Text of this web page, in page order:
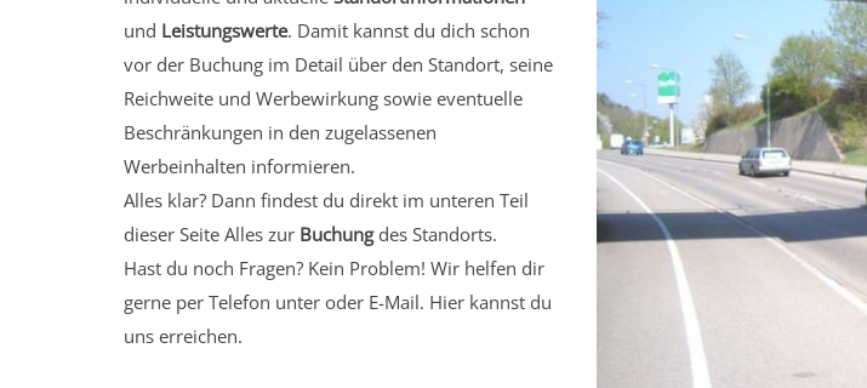
und Leistungswerte. Damit kannst du dich schon
vor der Buchung im Detail über den Standort, seine
Reichweite und Werbewirkung sowie eventuelle
Beschränkungen in den zugelassenen
Werbeinhalten informieren.
Alles klar? Dann findest du direkt im unteren Teil
dieser Seite Alles zur Buchungdes Standorts.
Hast du noch Fragen? Kein Problem! Wir helfen dir
gerne per Telefon unter oder E-Mail. Hier kannst du
uns erreichen.